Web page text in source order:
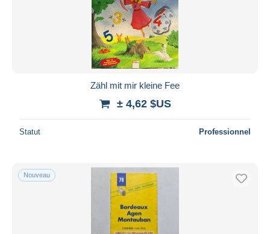
Zähl mit mir kleine Fee
± 4,62 $US
Statut Professionnel
Nouveau